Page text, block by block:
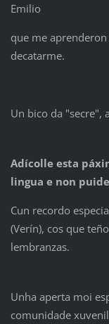
Emilio
que me aprenderon
decatarme.
Un bico da "secre",
Adícolle esta
lingua e non
Cun recordo
(Verín), cos que
lembranzas.
Unha aperta moi
comunidade